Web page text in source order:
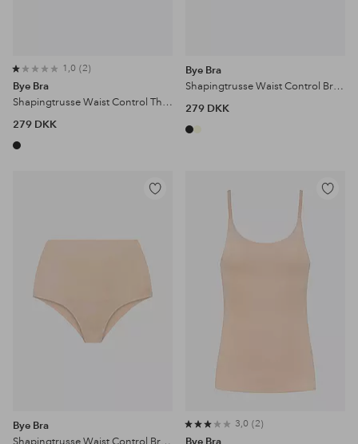
1,0 2
Bye Bra
Shapingtrusse Waist Control Thong | Beige - firm support
279 DKK
Bye Bra
Shapingtrusse Waist Control Brief - firm support
279 DKK
Tilføj
Bye Bra
Tilføj
3,0 2